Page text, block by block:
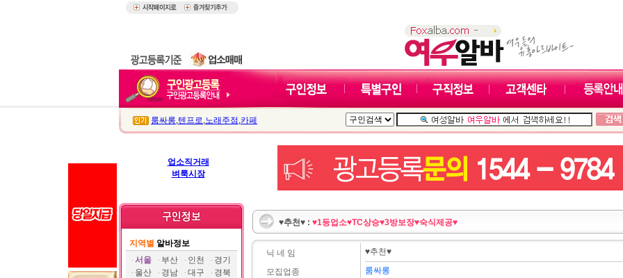
룸싸롱,텐프로,노래주점 ,카페
업소직거래
벼룩시장
지역별 알바정보
서울
부산 인천
경기
울산
경남 대구
경북
♥추천♥ : ♥1등업소♥TC상승♥3방보장♥숙식제공♥
닉 네 임
모집업종
♥추천♥
룸싸롱